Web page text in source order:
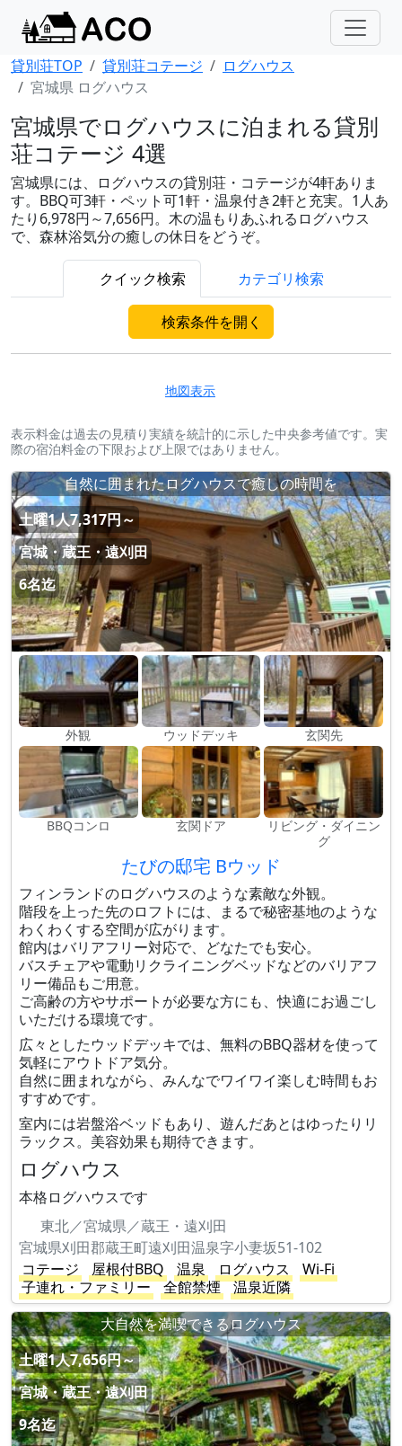
貸別荘TOP 貸別荘コテージ
ログハウス
宮城県 ログハウス
宮城県でログハウスに泊まれる貸別
荘コテージ 4選
宮城県には、ログハウスの貸別荘・コテージが4軒ありま
す。BBQ可3軒・ペット可1軒・温泉付き2軒と充実。1人あ
たり6,978円～7,656円。木の温もりあふれるログハウス
で、森林浴気分の癒しの休日をどうぞ。
クイック検索 カテゴリ検索
検索条件を開く
地図表示
表示料金は過去の見積り実績を統計的に示した中央参考値です。実
際の宿泊料金の下限および上限ではありません。
自然に囲まれたログハウスで癒しの時間を
土曜1人7,317円～
宮城・蔵王・遠刈田
6名迄
外観 ウッドデッキ 玄関先
BBQコンロ 玄関ドア
リビング・ダイニン
グ
たびの邸宅 Bウッド
フィンランドのログハウスのような素敵な外観。
階段を上った先のロフトには、まるで秘密基地のような
わくわくする空間が広がります。
館内はバリアフリー対応で、どなたでも安心。
バスチェアや電動リクライニングベッドなどのバリアフ
リー備品もご用意。
ご高齢の方やサポートが必要な方にも、快適にお過ごし
いただける環境です。
広々としたウッドデッキでは、無料のBBQ器材を使って
気軽にアウトドア気分。
自然に囲まれながら、みんなでワイワイ楽しむ時間もお
すすめです。
室内には岩盤浴ベッドもあり、遊んだあとはゆったりリ
ラックス。美容効果も期待できます。
ログハウス
本格ログハウスです
東北／宮城県／蔵王・遠刈田
宮城県刈田郡蔵王町遠刈田温泉字小妻坂51-102
コテージ
屋根付BBQ 温泉 ログハウス
Wi-Fi
子連れ・ファミリー
全館禁煙
温泉近隣
大自然を満喫できるログハウス
土曜1人7,656円～
宮城・蔵王・遠刈田
9名迄